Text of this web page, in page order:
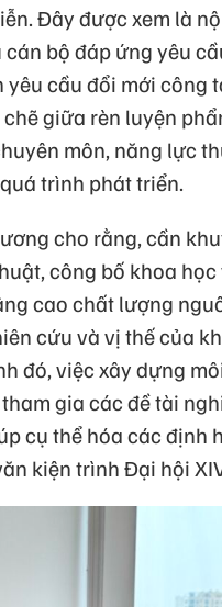
Đây được xem là
bộ đáp ứng yêu
yêu cầu đổi mới công
giữa rèn luyện
môn, năng lực
trình phát triển.
cho rằng, cần
công bố khoa
cao chất lượng
cứu và vị thế của
đó, việc xây dựng
gia các đề tài
cụ thể hóa các định
kiện trình Đại hội